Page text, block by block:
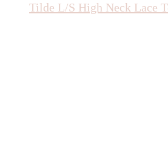
Tilde L/S High Neck Lace